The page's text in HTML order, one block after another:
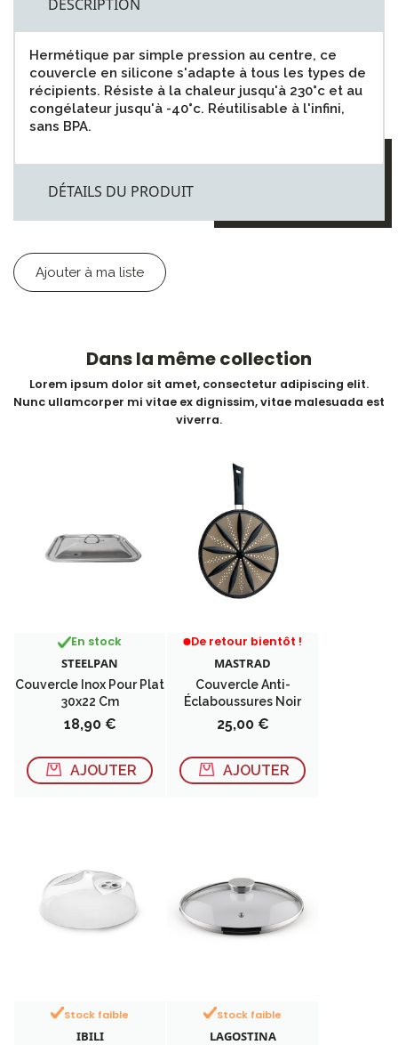
DESCRIPTION
Hermétique par simple pression au centre, ce
couvercle en silicone s'adapte à tous les types de
récipients. Résiste à la chaleur jusqu'à 230°c et au
congélateur jusqu'à -40°c. Réutilisable à l'infini,
sans BPA.
DÉTAILS DU PRODUIT
Ajouter à ma liste
Dans la même collection
Lorem ipsum dolor sit amet, consectetur adipiscing elit.
Nunc ullamcorper mi vitae ex dignissim, vitae malesuada est
viverra.
En stock
STEELPAN
Couvercle Inox Pour Plat
30x22 Cm
Prix
18,90 €
AJOUTER
De retour bientôt !
MASTRAD
Couvercle Anti-
Éclaboussures Noir
Prix
25,00 €
AJOUTER
Stock faible
IBILI
Stock faible
LAGOSTINA